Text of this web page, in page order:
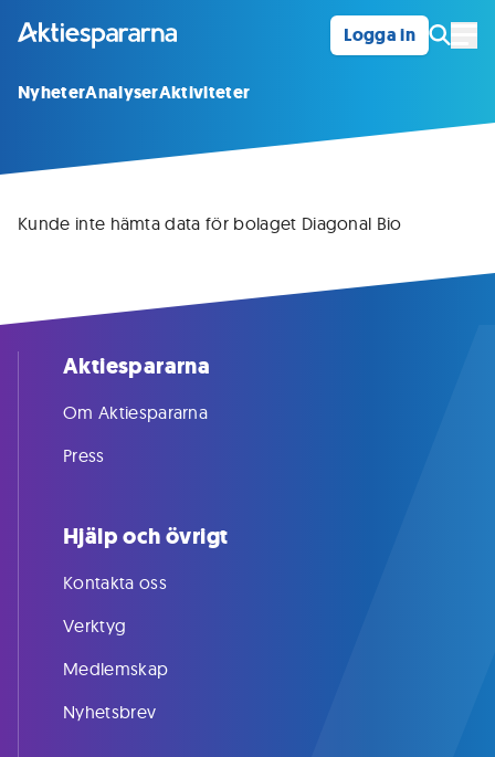
Logga in
NyheterAnalyserAktiviteter
Kunde inte hämta data för bolaget Diagonal Bio
Aktiespararna
Om Aktiespararna
Press
Hjälp och övrigt
Kontakta oss
Verktyg
Medlemskap
Nyhetsbrev